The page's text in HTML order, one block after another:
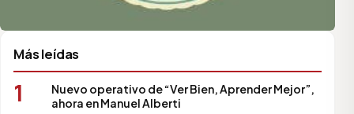
Más leídas
1
Nuevo operativo de “Ver Bien, Aprender Mejor”,
ahora en Manuel Alberti